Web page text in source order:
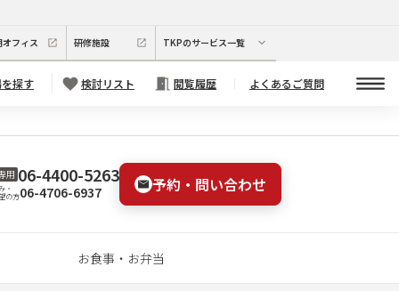
オフィス 研修施設 TKPのサービス一覧
探す 検討リスト 閲覧履歴 よくあるご質問
用 06-4400-5263
・
の方06-4706-6937 予約・問い合わせ
お食事・お弁当